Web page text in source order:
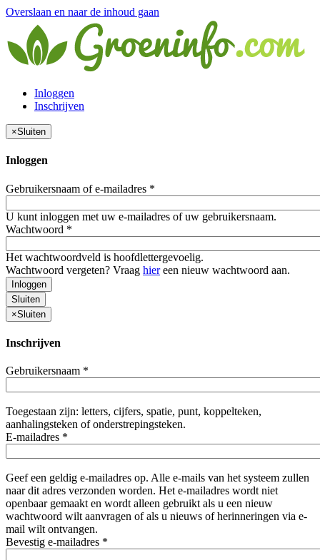
Overslaan en naar de inhoud gaan
Inloggen
Inschrijven
×Sluiten
Inloggen
Gebruikersnaam of e-mailadres *
U kunt inloggen met uw e-mailadres of uw gebruikersnaam.
Wachtwoord *
Het wachtwoordveld is hoofdlettergevoelig.
Wachtwoord vergeten? Vraag hiereen nieuw wachtwoord aan.
Inloggen
Sluiten
×Sluiten
Inschrijven
Gebruikersnaam *
Toegestaan zijn: letters, cijfers, spatie, punt, koppelteken,
aanhalingsteken of onderstrepingsteken.
E-mailadres *
Geef een geldig e-mailadres op. Alle e-mails van het systeem zullen
naar dit adres verzonden worden. Het e-mailadres wordt niet
openbaar gemaakt en wordt alleen gebruikt als u een nieuw
wachtwoord wilt aanvragen of als u nieuws of herinneringen via e-
mail wilt ontvangen.
Bevestig e-mailadres *